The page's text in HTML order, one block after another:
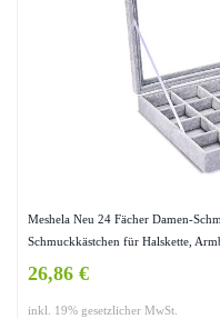
Meshela Neu 24 Fächer Damen-
Schmuckkästchen für Halskette,
26,86 €
inkl. 19% gesetzlicher MwSt.